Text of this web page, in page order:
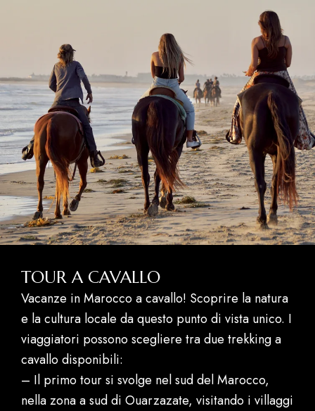
TOUR A CAVALLO
Vacanze in Marocco a cavallo! Scoprire la natura
e la cultura locale da questo punto di vista unico. I
viaggiatori possono scegliere tra due trekking a
cavallo disponibili:
– Il primo tour si svolge nel sud del Marocco,
nella zona a sud di Ouarzazate, visitando i villaggi